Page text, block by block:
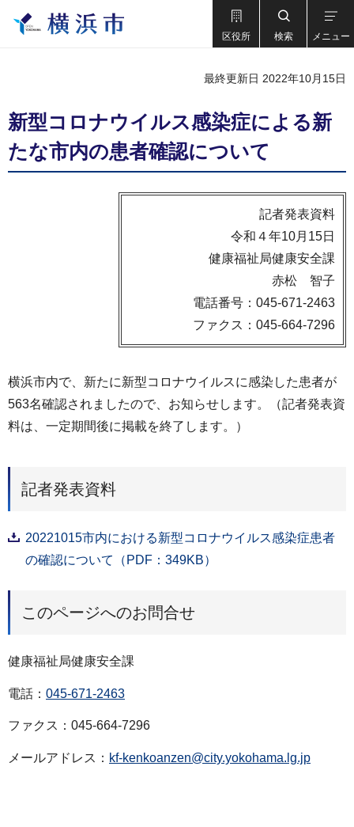
区役所 検索 メニュー
最終更新日 2022年10月15日
新型コロナウイルス感染症による新
たな市内の患者確認について
記者発表資料
令和４年10月15日
健康福祉局健康安全課
赤松 智子
電話番号：045-671-2463
ファクス：045-664-7296
横浜市内で、新たに新型コロナウイルスに感染した患者が
563名確認されましたので、お知らせします。（記者発表資
料は、一定期間後に掲載を終了します。）
記者発表資料
20221015市内における新型コロナウイルス感染症患者
の確認について（PDF：349KB）
このページへのお問合せ
健康福祉局健康安全課
電話： 045-671-2463
ファクス：045-664-7296
メールアドレス： kf-kenkoanzen@city.yokohama.lg.jp